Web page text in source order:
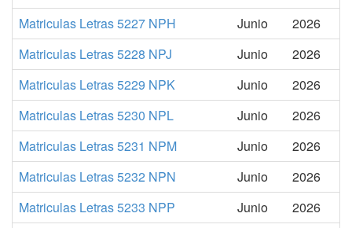
Matriculas Letras 5227 NPH
Junio
2026
Matriculas Letras 5228 NPJ
Junio
2026
Matriculas Letras 5229 NPK
Junio
2026
Matriculas Letras 5230 NPL
Junio
2026
Matriculas Letras 5231 NPM
Junio
2026
Matriculas Letras 5232 NPN
Junio
2026
Matriculas Letras 5233 NPP
Junio
2026